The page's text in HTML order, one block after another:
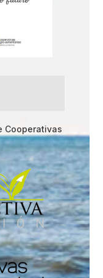
Cooperativas